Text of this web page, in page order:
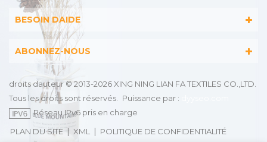
BESOIN DAIDE
ABONNEZ-NOUS
droits dauteur © 2013-2026 XING NING LIAN FA TEXTILES CO.,LTD.
Tous les droits sont réservés.
Puissance par :
Réseau IPv6 pris en charge
PLAN DU SITE| XML | POLITIQUE DE CONFIDENTIALITÉ